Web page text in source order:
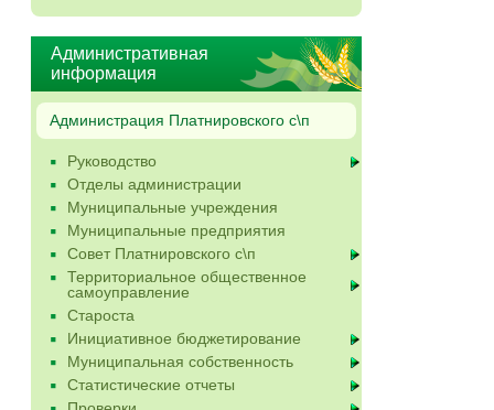
Административная
информация
Администрация Платнировского с\п
Руководство
Отделы администрации
Муниципальные учреждения
Муниципальные предприятия
Совет Платнировского с\п
Территориальное общественное
самоуправление
Староста
Инициативное бюджетирование
Муниципальная собственность
Статистические отчеты